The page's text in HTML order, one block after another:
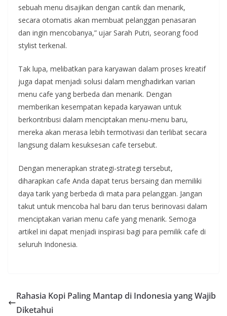
sebuah menu disajikan dengan cantik dan menarik,
secara otomatis akan membuat pelanggan penasaran
dan ingin mencobanya,” ujar Sarah Putri, seorang food
stylist terkenal.
Tak lupa, melibatkan para karyawan dalam proses kreatif
juga dapat menjadi solusi dalam menghadirkan varian
menu cafe yang berbeda dan menarik. Dengan
memberikan kesempatan kepada karyawan untuk
berkontribusi dalam menciptakan menu-menu baru,
mereka akan merasa lebih termotivasi dan terlibat secara
langsung dalam kesuksesan cafe tersebut.
Dengan menerapkan strategi-strategi tersebut,
diharapkan cafe Anda dapat terus bersaing dan memiliki
daya tarik yang berbeda di mata para pelanggan. Jangan
takut untuk mencoba hal baru dan terus berinovasi dalam
menciptakan varian menu cafe yang menarik. Semoga
artikel ini dapat menjadi inspirasi bagi para pemilik cafe di
seluruh Indonesia.
Rahasia Kopi Paling Mantap di Indonesia yang Wajib
Diketahui